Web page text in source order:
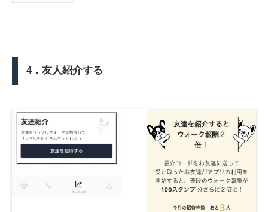
4．友人紹介する